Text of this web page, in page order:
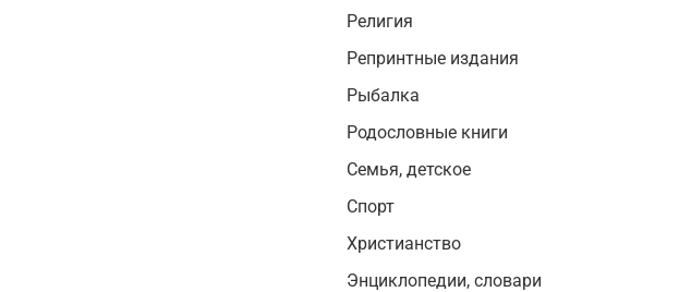
Религия
Репринтные издания
Рыбалка
Родословные книги
Семья, детское
Спорт
Христианство
Энциклопедии, словари